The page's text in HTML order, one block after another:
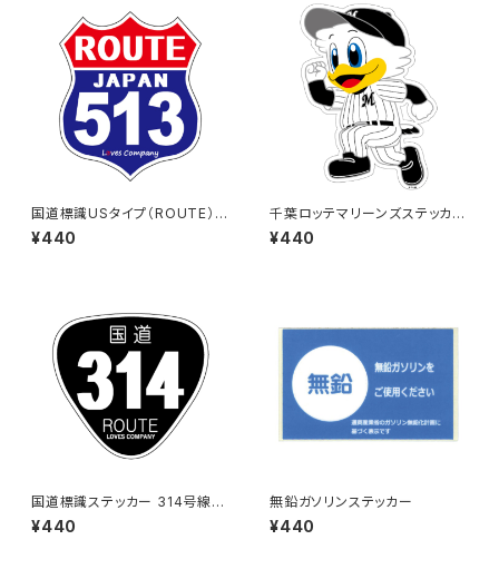
国道標識USタイプ（ROUTE）ス
テッカー 513号線
¥440
千葉ロッテマリーンズステッカー
14
¥440
国道標識ステッカー 314号線
（ブラック）
¥440
無鉛ガソリンステッカー
¥440